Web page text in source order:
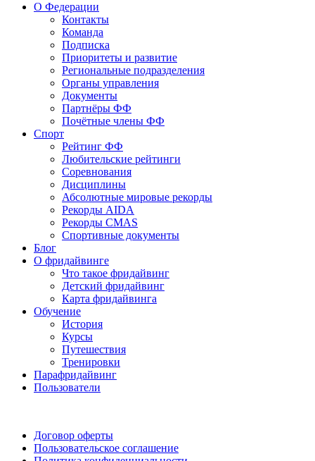
О Федерации
Контакты
Команда
Подписка
Приоритеты и развитие
Региональные подразделения
Органы управления
Документы
Партнёры ФФ
Почётные члены ФФ
Спорт
Рейтинг ФФ
Любительские рейтинги
Соревнования
Дисциплины
Абсолютные мировые рекорды
Рекорды AIDA
Рекорды CMAS
Спортивные документы
Блог
О фридайвинге
Что такое фридайвинг
Детский фридайвинг
Карта фридайвинга
Обучение
История
Курсы
Путешествия
Тренировки
Парафридайвинг
Пользователи
Договор оферты
Пользовательское соглашение